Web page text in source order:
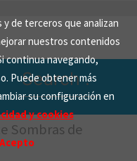
de terceros que analizan
nuestros contenidos
continua navegando,
Puede obtener más
su configuración en
y cookies
Acepto
Search
for:
Sombras de